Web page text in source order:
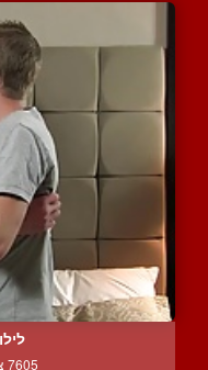
7605 צפיות